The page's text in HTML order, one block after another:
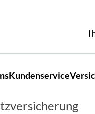
Kundenservice